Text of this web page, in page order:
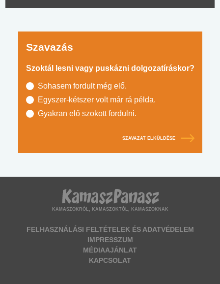
Szavazás
Szoktál lesni vagy puskázni dolgozatíráskor?
Sohasem fordult még elő.
Egyszer-kétszer volt már rá példa.
Gyakran elő szokott fordulni.
SZAVAZAT ELKÜLDÉSE
KAMASZOKRÓL, KAMASZOKTÓL, KAMASZOKNAK
FELHASZNÁLÁSI FELTÉTELEK ÉS ADATVÉDELEM
IMPRESSZUM
MÉDIAAJÁNLAT
KAPCSOLAT